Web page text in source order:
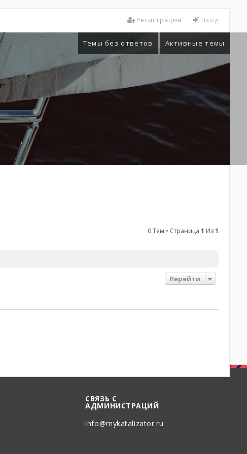
Вход
Регистрация
Темы без ответов Активные темы
0 Тем • Страница1 Из1
Перейти
СВЯЗЬ С
АДМИНИСТРАЦИЙ
info@mykatalizator.ru